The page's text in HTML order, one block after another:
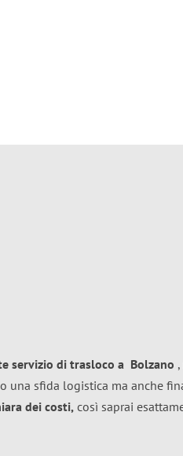
servizio di trasloco a Bolzano
una sfida logistica ma anche
dei costi, così saprai